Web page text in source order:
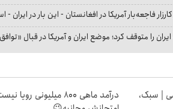
فاجعه‌بار آمریکا در افغانستان - این بار در ایران -
را متوقف کرد؛ موضع ایران و آمریکا در قبال
| سبک،
درآمد ماهی 800 میلیونی رویا